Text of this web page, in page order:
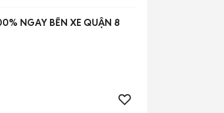
NGAY BẾN XE QUẬN 8